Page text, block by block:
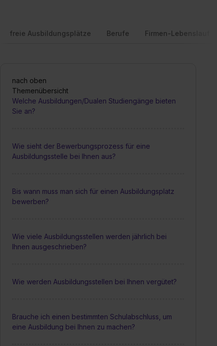
freie Ausbildungsplätze Berufe Firmen-Lebenslauf
nach oben
Themenübersicht
Welche Ausbildungen/Dualen Studiengänge bieten
Sie an?
Wie sieht der Bewerbungsprozess für eine
Ausbildungsstelle bei Ihnen aus?
Bis wann muss man sich für einen Ausbildungsplatz
bewerben?
Wie viele Ausbildungsstellen werden jährlich bei
Ihnen ausgeschrieben?
Wie werden Ausbildungsstellen bei Ihnen vergütet?
Brauche ich einen bestimmten Schulabschluss, um
eine Ausbildung bei Ihnen zu machen?